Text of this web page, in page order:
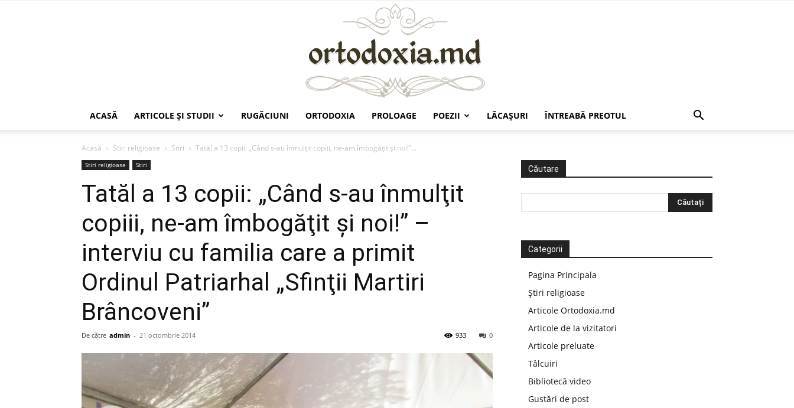
ACASĂ ARTICOLE ŞI STUDII RUGĂCIUNI ORTODOXIA PROLOAGE POEZII LĂCAŞURI ÎNTREABĂ PREOTUL
Acasă Stiri religioase Stiri Tatăl a 13 copii: „Când s-au înmulţit copiii, ne-am îmbogăţit şi noi!”...
Stiri religioase Stiri
Tatăl a 13 copii: „Când s-au înmulţit
copiii, ne-am îmbogăţit şi noi!” –
interviu cu familia care a primit
Ordinul Patriarhal „Sfinţii Martiri
Brâncoveni”
De către admin - 21 octombrie 2014 0
933
Căutare
Categorii
Pagina Principala
Știri religioase
Articole Ortodoxia.md
Articole de la vizitatori
Articole preluate
Tâlcuiri
Bibliotecă video
Gustări de post